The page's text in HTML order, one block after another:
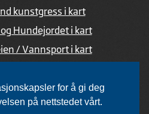
for å gi deg
på nettstedet vårt.
kunstgress i kart
Hundejordet i kart
/ Vannsport i kart